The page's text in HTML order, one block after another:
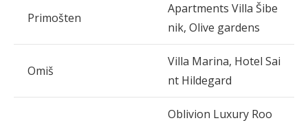
Primošten
Apartments Villa Šibe
nik, Olive gardens
Omiš
Villa Marina, Hotel Sai
nt Hildegard
Oblivion Luxury Roo